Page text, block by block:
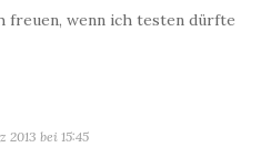
freuen, wenn ich testen dürfte
bei 15:45